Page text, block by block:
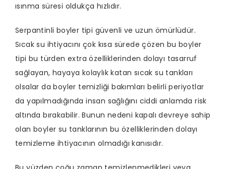
ısınma süresi oldukça hızlıdır.
Serpantinli boyler tipi güvenli ve uzun ömürlüdür.
Sıcak su ihtiyacını çok kısa sürede çözen bu boyler
tipi bu türden extra özelliklerinden dolayı tasarruf
sağlayan, hayaya kolaylık katan sıcak su tankları
olsalar da boyler temizliği bakımları belirli periyotlar
da yapılmadığında insan sağlığını ciddi anlamda risk
altında bırakabilir. Bunun nedeni kapalı devreye sahip
olan boyler su tanklarının bu özelliklerinden dolayı
temizleme ihtiyacının olmadığı kanısıdır.